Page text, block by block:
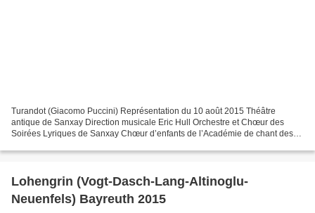
Turandot (Giacomo Puccini) Représentation du 10 août 2015 Théâtre
antique de Sanxay Direction musicale Eric Hull Orchestre et Chœur des
Soirées Lyriques de Sanxay Chœur d’enfants de l’Académie de chant des
Lohengrin (Vogt-Dasch-Lang-Altinoglu-
Neuenfels) Bayreuth 2015